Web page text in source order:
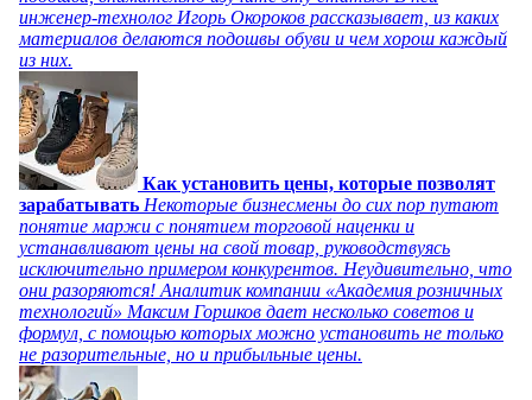
инженер-технолог Игорь Окороков рассказывает, из каких
материалов делаются подошвы обуви и чем хорош каждый
из них.
Как установить цены, которые позволят
зарабатывать Некоторые бизнесмены до сих пор путают
понятие маржи с понятием торговой наценки и
устанавливают цены на свой товар, руководствуясь
исключительно примером конкурентов. Неудивительно, что
они разоряются! Аналитик компании «Академия розничных
технологий» Максим Горшков дает несколько советов и
формул, с помощью которых можно установить не только
не разорительные, но и прибыльные цены.